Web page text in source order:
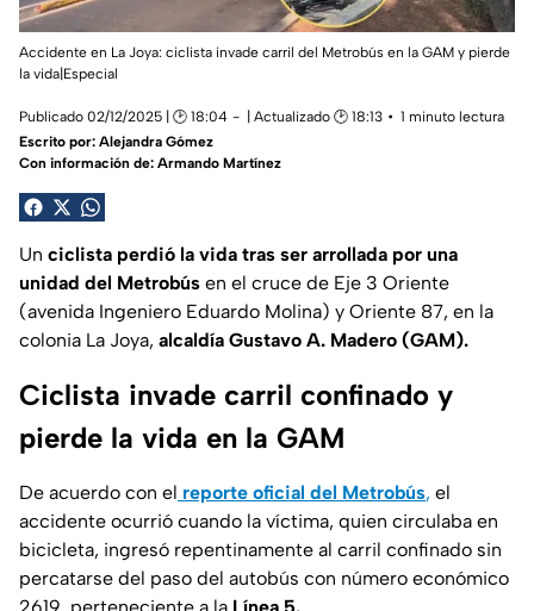
Accidente en La Joya: ciclista invade carril del Metrobús en la GAM y pierde
la vida|Especial
Publicado 02/12/2025 | 🕑 18:04 | Actualizado 🕑 18:13
1 minuto lectura
Escrito por: Alejandra Gómez
Con información de: Armando Martínez
Un ciclista perdió la vida tras ser arrollada por una
unidad del Metrobús en el cruce de Eje 3 Oriente
(avenida Ingeniero Eduardo Molina) y Oriente 87, en la
colonia La Joya, alcaldía Gustavo A. Madero (GAM).
Ciclista invade carril confinado y
pierde la vida en la GAM
De acuerdo con el reporte oficial del Metrobús, el
accidente ocurrió cuando la víctima, quien circulaba en
bicicleta, ingresó repentinamente al carril confinado sin
percatarse del paso del autobús con número económico